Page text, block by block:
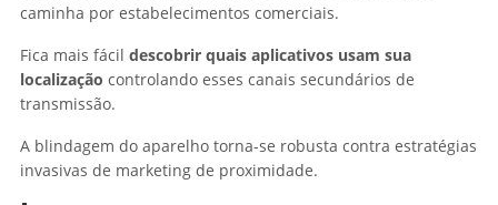
caminha por estabelecimentos comerciais.
Fica mais fácil descobrir quais aplicativos usam sua
localização controlando esses canais secundários de
transmissão.
A blindagem do aparelho torna-se robusta contra estratégias
invasivas de marketing de proximidade.